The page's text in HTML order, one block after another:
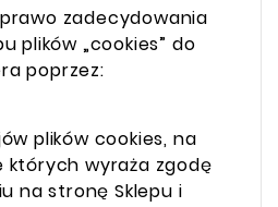
zadecydowania
plików „cookies” do
poprzez:
plików cookies, na
których wyraża zgodę
na stronę Sklepu i